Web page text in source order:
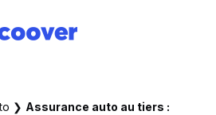
❯ Assurance auto au tiers :